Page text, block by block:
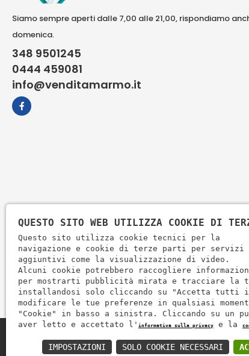
Siamo sempre aperti dalle 7,00 alle 21,00, rispondiamo
domenica.
348 9501245
0444 459081
info@venditamarmo.it
Zem Marmi P.I. 03463990246
QUESTO SITO WEB UTILIZZA COOKIE DI
Questo sito utilizza cookie tecnici per la
navigazione e cookie di terze parti per servizi
aggiuntivi come la visualizzazione di video.
Alcuni cookie potrebbero raccogliere
per mostrarti pubblicità mirata e tracciare la
installandosi solo cliccando su "Accetta tutti i
modificare le tue preferenze in qualsiasi
"Cookie" in basso a sinistra. Cliccando su un
aver letto e accettato l' informativa sulla privacy e la
SOLO COOKIE NECESSARI
IMPOSTAZIONI